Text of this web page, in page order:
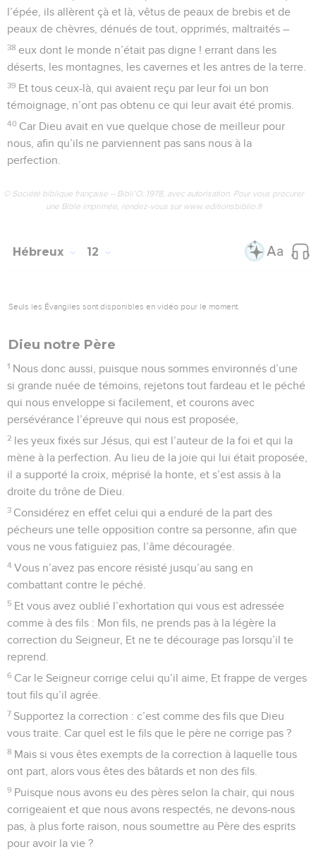
de Jésus, médiateur d’une nouvelle alliance ; et du sang
de l’aspersion qui parle mieux que celui d’Abel.
25 Prenez garde ! ne repoussez pas celui qui vous parle. Car
si ceux qui repoussèrent celui qui sur la terre les avertissait,
pourrons-nous y échapper nous-mêmes, si nous nous
détournons de celui qui, des cieux, nous avertit.
Sa voix ébranla alors la terre, et maintenant il nous a fait
cette promesse : Une fois encore, je ferai trembler non
seulement la terre, mais aussi le ciel.
Ces mots : Une fois encore montrent que les éléments
ébranlés seront mis à l’écart, en tant que créés, afin que
C’est pourquoi, puisque nous recevons un royaume
inébranlable, ayons de la reconnaissance, en rendant à Dieu
Car notre Dieu est aussi un feu dévorant.
une Bible imprimée, rendez-vous sur www.editionsbiblio.fr
Hébreux 13
Seuls les Évangiles sont disponibles en vidéo pour le moment.
Comment plaire à Dieu
1 Persévérez dans l’amour fraternel.
2 N’oubliez pas l’hospitalité ; car en l’exerçant, quelques-uns,
à leur insu, ont logé des anges.
3 Souvenez-vous des prisonniers, comme si vous étiez en
prison avec eux, et de ceux qui sont maltraités comme étant,
vous aussi, dans un corps.
4 Que le mariage soit honoré de tous, et le lit conjugal
exempt de souillure. Car Dieu jugera les débauchés et les
adultères.
5 Que votre conduite ne soit pas inspirée par l’amour de
l’argent ; contentez-vous de vos biens actuels, car Dieu lui-
même a dit : Je ne te délaisserai pas ni ne t’abandonnerai.
6 C’est pourquoi nous pouvons dire avec courage : Le
Seigneur est mon secours ; je n’aurai pas de crainte. Que
peut me faire un homme ?
7 Souvenez-vous de vos conducteurs qui vous ont annoncé
la parole de Dieu ; considérez l’issue de leur vie et imitez
leur foi.
8 Jésus-Christ est le même hier, aujourd’hui et pour